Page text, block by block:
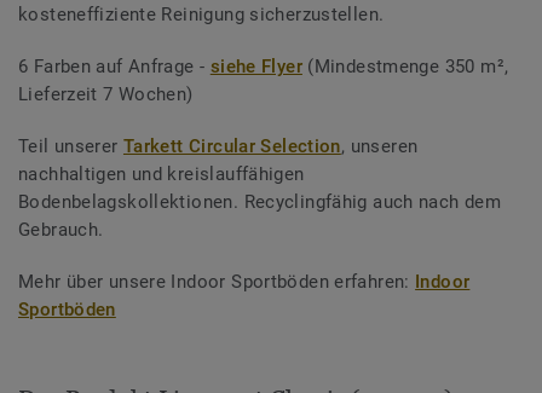
kosteneffiziente Reinigung sicherzustellen.
6 Farben auf Anfrage - siehe Flyer(Mindestmenge 350 m²,
Lieferzeit 7 Wochen)
Teil unserer Tarkett Circular Selection, unseren
nachhaltigen und kreislauffähigen
Bodenbelagskollektionen. Recyclingfähig auch nach dem
Gebrauch.
Mehr über unsere Indoor Sportböden erfahren: Indoor
Sportböden